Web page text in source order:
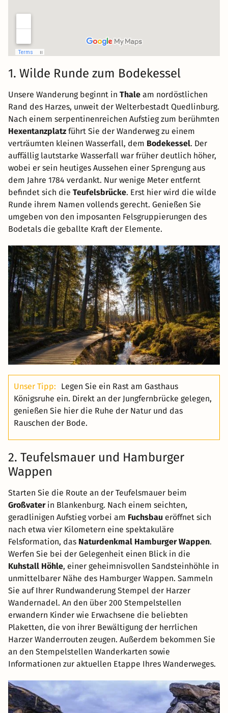
1. Wilde Runde zum Bodekessel
Unsere Wanderung beginnt in Thale am nordöstlichen
Rand des Harzes, unweit der Welterbestadt Quedlinburg.
Nach einem serpentinenreichen Aufstieg zum berühmten
Hexentanzplatz führt Sie der Wanderweg zu einem
verträumten kleinen Wasserfall, dem Bodekessel. Der
auffällig lautstarke Wasserfall war früher deutlich höher,
wobei er sein heutiges Aussehen einer Sprengung aus
dem Jahre 1784 verdankt. Nur wenige Meter entfernt
befindet sich die Teufelsbrücke. Erst hier wird die wilde
Runde ihrem Namen vollends gerecht. Genießen Sie
umgeben von den imposanten Felsgruppierungen des
Bodetals die geballte Kraft der Elemente.
Unser Tipp:
Legen Sie ein Rast am Gasthaus
Königsruhe ein. Direkt an der Jungfernbrücke gelegen,
genießen Sie hier die Ruhe der Natur und das
Rauschen der Bode.
2. Teufelsmauer und Hamburger
Wappen
Starten Sie die Route an der Teufelsmauer beim
Großvaterin Blankenburg. Nach einem seichten,
geradlinigen Aufstieg vorbei am Fuchsbau eröffnet sich
nach etwa vier Kilometern eine spektakuläre
Felsformation, das Naturdenkmal Hamburger Wappen.
Werfen Sie bei der Gelegenheit einen Blick in die
Kuhstall Höhle, einer geheimnisvollen Sandsteinhöhle in
unmittelbarer Nähe des Hamburger Wappen. Sammeln
Sie auf Ihrer Rundwanderung Stempel der Harzer
Wandernadel. An den über 200 Stempelstellen
erwandern Kinder wie Erwachsene die beliebten
Plaketten, die von ihrer Bewältigung der herrlichen
Harzer Wanderrouten zeugen. Außerdem bekommen Sie
an den Stempelstellen Wanderkarten sowie
Informationen zur aktuellen Etappe Ihres Wanderweges.